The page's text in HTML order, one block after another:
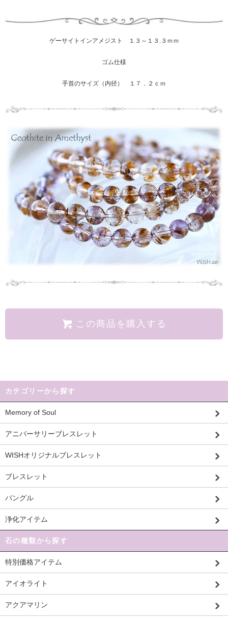
ゲーサイトインアメジスト １３～１３.３ｍｍ
ゴム仕様
手首のサイズ（内径） １７．２ｃｍ
この商品を購入する
カテゴリーから探す
Memory of Soul
アニバーサリーブレスレット
WISHオリジナルブレスレット
ブレスレット
バングル
浄化アイテム
石の種類から探す
特別価格アイテム
アイオライト
アクアマリン